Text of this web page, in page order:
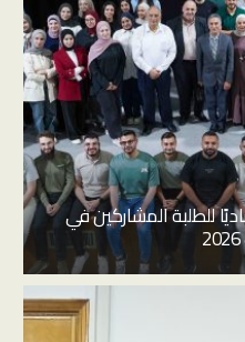
للطلبة المشاركين في